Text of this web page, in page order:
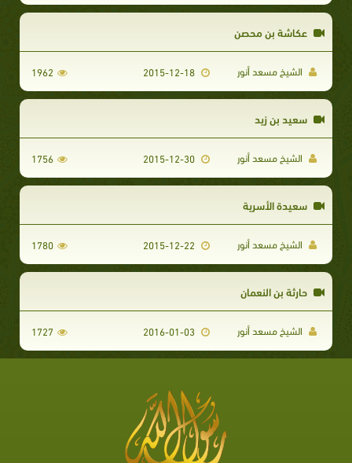
عكاشة بن محصن
الشيخ مسعد أنور 2015-12-18
1962
سعيد بن زيد
الشيخ مسعد أنور 2015-12-30
1756
سعيدة الأسرية
الشيخ مسعد أنور 1780
حارثة بن النعمان
الشيخ مسعد أنور 2016-01-03
1727